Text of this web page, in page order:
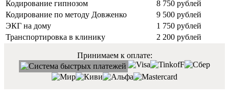
Кодирование гипнозом
8 750 рублей
Кодирование по методу Довженко
9 500 рублей
ЭКГ на дому
1 750 рублей
Транспортировка в клинику
2 200 рублей
Принимаем к оплате: